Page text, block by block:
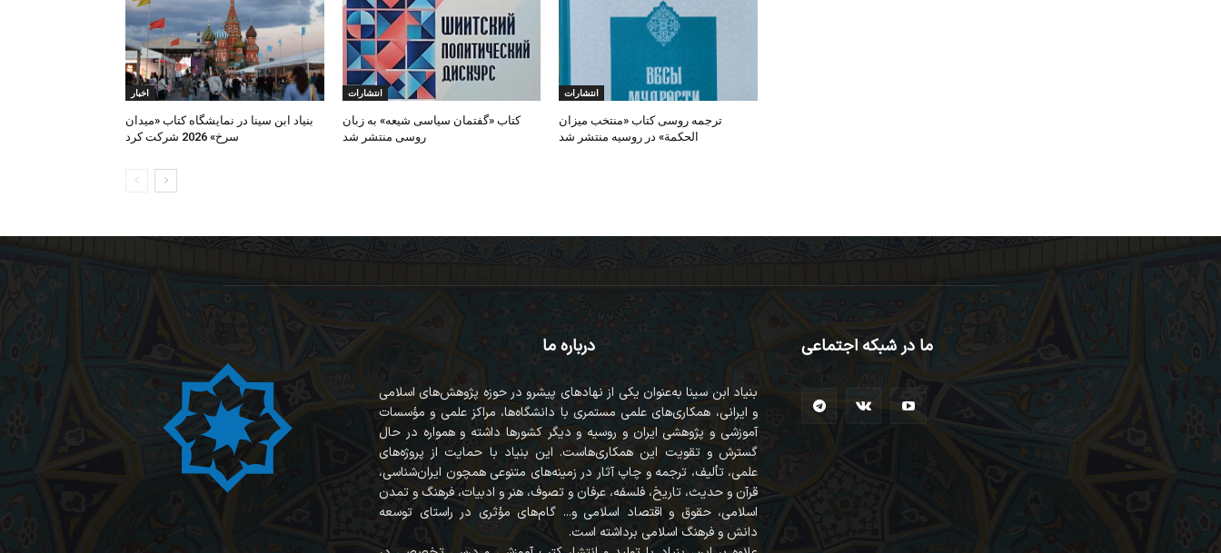
اخبار
بنیاد ابن‌ سینا در نمایشگاه کتاب «میدان
سرخ» 2026 شرکت کرد
انتشارات
کتاب «گفتمان سیاسی شیعه» به زبان
روسی منتشر شد
انتشارات
ترجمه روسی کتاب «منتخب میزان
الحکمة» در روسیه منتشر شد
درباره ما
بنیاد ابن سینا به‌عنوان یکی از نهادهای پیشرو در حوزه پژوهش‌های اسلامی
و ایرانی، همکاری‌های علمی مستمری با دانشگاه‌ها، مراکز علمی و مؤسسات
آموزشی و پژوهشی ایران و روسیه و دیگر کشورها داشته و همواره در حال
گسترش و تقویت این همکاری‌هاست. این بنیاد با حمایت از پروژه‌های
علمی، تألیف، ترجمه و چاپ آثار در زمینه‌های متنوعی همچون ایران‌شناسی،
قرآن‌ و حدیث، تاریخ، فلسفه، عرفان و تصوف، هنر و ادبیات، فرهنگ و تمدن
اسلامی، حقوق و اقتصاد اسلامی و... گام‌های مؤثری در راستای توسعه
دانش و فرهنگ اسلامی برداشته است.
ما در شبکه اجتماعی